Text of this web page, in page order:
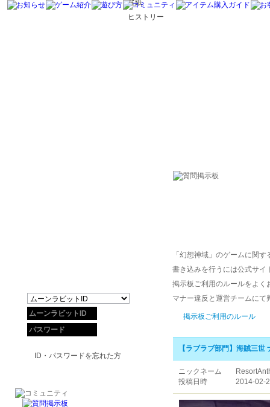
壁紙
ヒストリー
「幻想神域」のゲームに関
書き込みを行うには公式サイ
掲示板ご利用のルールをよ
マナー違反と運営チームに
掲示板ご利用のルール
【ラブラブ部門】海賊三世
ニックネーム
投稿日時
2014-02-
ID・パスワードを忘れた方